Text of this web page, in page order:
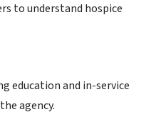
to understand hospice
education and in-service
agency.